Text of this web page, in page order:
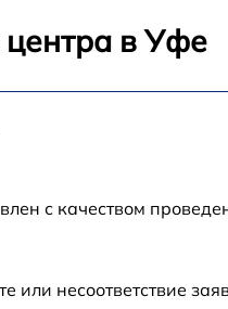
центра в Уфе
с качеством
несоответствие